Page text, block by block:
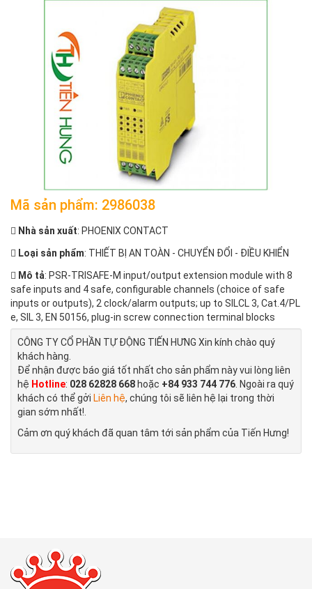
Mã sản phẩm: 2986038
Nhà sản xuất: PHOENIX CONTACT
Loại sản phẩm: THIẾT BỊ AN TOÀN - CHUYỂN ĐỔI - ĐIỀU KHIỂN
Mô tả: PSR-TRISAFE-M input/output extension module with 8
safe inputs and 4 safe, configurable channels (choice of safe
inputs or outputs), 2 clock/alarm outputs; up to SILCL 3, Cat.4/PL
e, SIL 3, EN 50156, plug-in screw connection terminal blocks
CÔNG TY CỔ PHẦN TỰ ĐỘNG TIẾN HƯNG Xin kính chào quý
khách hàng.
Để nhận được báo giá tốt nhất cho sản phẩm này vui lòng liên
hệ Hotline: 028 62828 668 hoặc +84 933 744 776. Ngoài ra quý
khách có thể gởi Liên hệ, chúng tôi sẽ liên hệ lại trong thời
gian sớm nhất!.
Cảm ơn quý khách đã quan tâm tới sản phẩm của Tiến Hưng!